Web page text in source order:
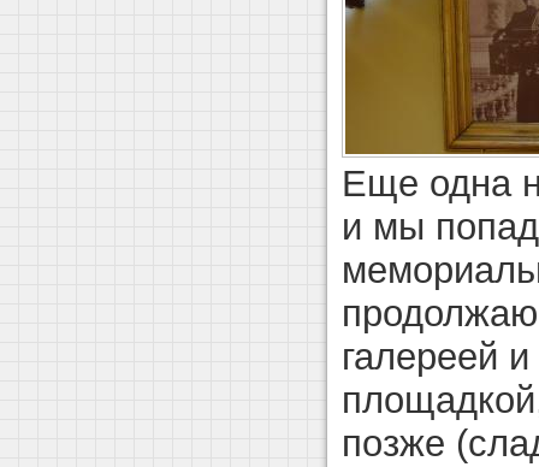
Еще одна
и мы
галереей
позже